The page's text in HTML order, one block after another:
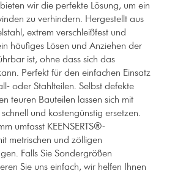
wir die perfekte Lösung, um ein
zu verhindern. Hergestellt aus
extrem verschleißfest und
häufiges Lösen und Anziehen der
ist, ohne dass sich das
Perfekt für den einfachen Einsatz
oder Stahlteilen. Selbst defekte
teuren Bauteilen lassen sich mit
und kostengünstig ersetzen.
umfasst KEENSERTS®-
metrischen und zölligen
Falls Sie Sondergrößen
Sie uns einfach, wir helfen Ihnen